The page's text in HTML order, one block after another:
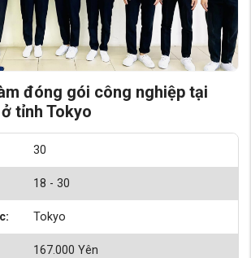
đóng gói công nghiệp tại
tỉnh Tokyo
30
18 - 30
Tokyo
167.000 Yên